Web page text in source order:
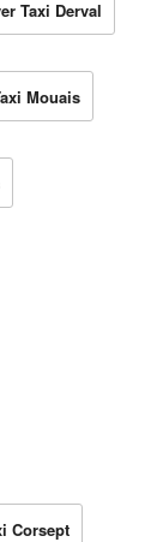
Taxi Derval
Mouais
Corsept